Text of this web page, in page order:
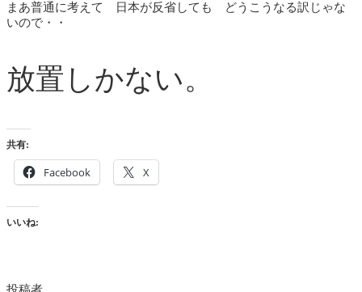
まあ普通に考えて 日本が反省しても どうこうなる訳じゃな
いので・・
放置しかない。
共有:
Facebook X
いいね: